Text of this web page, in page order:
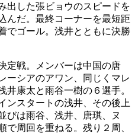
出した張ビョウのスピードを
んだ。最終コーナーを最短距
でゴール。浅井とともに決勝
定戦。メンバーは中国の唐
ーシアのアワン、同じくマレ
井康太と雨谷一樹の６選手。
ンスタートの浅井、その後上
びは雨谷、浅井、唐琪、ヌ
で周回を重ねる。残り２周、